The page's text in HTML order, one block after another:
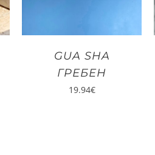
GUA SHA
ГРЕБЕН
19.94€